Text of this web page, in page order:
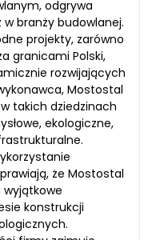
odgrywa
branży budowlanej.
projekty, zarówno
granicami Polski,
rozwijających
Mostostal
takich dziedzinach
ekologiczne,
że Mostostal
konstrukcji